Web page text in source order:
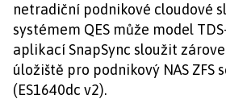
netradiční podnikové cloudové
systémem QES může model
aplikací SnapSync sloužit
úložiště pro podnikový NAS ZFS
(ES1640dc v2).